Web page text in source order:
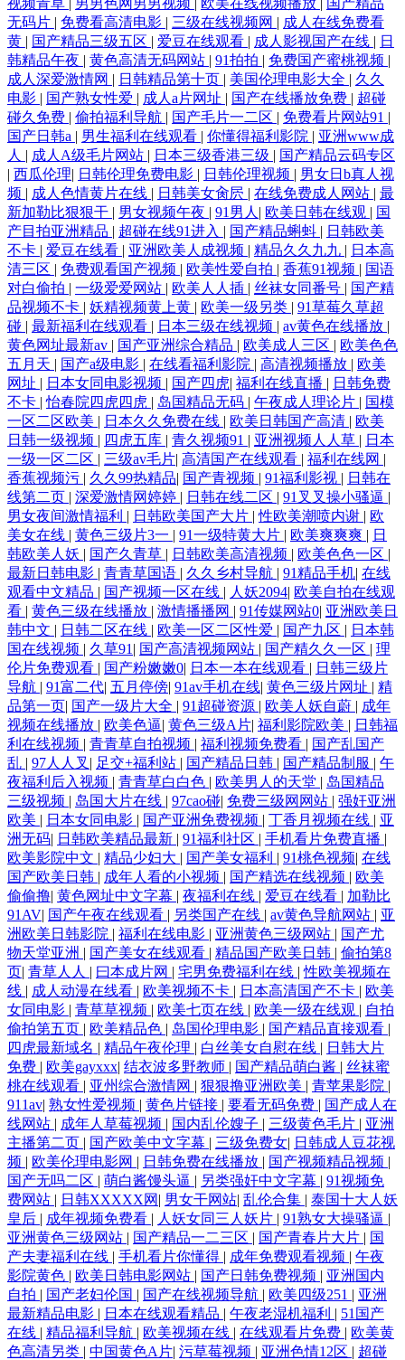
无码片 | 免费看高清电影 | 三级在线视频网 | 成人在线免费看
黄 | 国产精品三级五区 | 爱豆在线观看 | 成人影视国产在线 | 日
韩精品午夜 | 黄色高清无码网站 | 91拍拍 | 免费国产蜜桃视频 |
成人深爱激情网 | 日韩精品第十页 | 美国伦理电影大全 | 久久
电影 | 国产熟女性爱 | 成人a片网址 | 国产在线播放免费 | 超碰
碰久免费 | 偷拍福利导航 | 国产毛片一二区 | 免费看片网站91 |
国产日韩a | 男生福利在线观看 | 你懂得福利影院 | 亚洲www成
人 | 成人A级毛片网站 | 日本三级香港三级 | 国产精品云码专区
| 西瓜伦理| 日韩伦理免费电影 | 日韩伦理视频 | 男女日b真人视
频 | 成人色情黄片在线 | 日韩美女肏屄 | 在线免费成人网站 | 最
新加勒比狠狠干 | 男女视频午夜 | 91男人 | 欧美日韩在线观 | 国
产目拍亚洲精品 | 超碰在线91进入 | 国产精品蝌蚪 | 日韩欧美
不卡 | 爱豆在线看 | 亚洲欧美人成视频 | 精品久久九九 | 日本高
清三区 | 免费观看国产视频 | 欧美性爱自拍 | 香蕉91视频 | 国语
对白偷拍 | 一级爱爱网站 | 欧美人人插 | 丝袜女同番号 | 国产精
品视频不卡 | 妖精视频黄上黄 | 欧美一级另类 | 91草莓久草超
碰 | 最新福利在线观看 | 日本三级在线视频 | av黄色在线播放 |
黄色网址最新av | 国产亚洲综合精品 | 欧美成人三区 | 欧美色色
五月天 | 国产a级电影 | 在线看福利影院 | 高清视频播放 | 欧美
网址 | 日本女同电影视频 | 国产四虎| 福利在线直播 | 日韩免费
不卡 |怡春院四虎四虎 | 岛国精品无码 | 午夜成人理论片 | 国模
一区二区欧美 | 日本久久免费在线 | 欧美日韩国产高清 | 欧美
日韩一级视频 | 四虎五库 | 青久视频91 | 亚洲视频人人草 | 日本
一级一区二区 | 三级av毛片| 高清国产在线观看 | 福利在线网 |
香蕉视频污 | 久久99热精品| 国产青视频 | 91福利影视 | 日韩在
线第二页 | 深爱激情网婷婷 | 日韩在线二区 | 91叉叉操小骚逼 |
男女夜间激情福利 | 日韩欧美国产大片 |性欧美潮喷内谢 | 欧
美女在线 | 黄色三级片3一 | 91一级特黄大片 | 欧美爽爽爽 | 日
韩欧美人妖 | 国产久青草 | 日韩欧美高清视频 | 欧美色色一区 |
最新日韩电影 | 青青草国语 | 久久乡村导航 | 91精品手机| 在线
观看中文精品 | 国产视频一区在线 | 人妖2094| 欧美自拍在线观
看 | 黄色三级在线播放 | 激情播播网 | 91传媒网站0| 亚洲欧美日
韩中文 | 日韩二区在线 | 欧美一区二区性爱 | 国产九区 | 日本韩
国在线视频 | 久草91 | 国产高清视频网站 | 国产精久久一区 | 理
伦片免费观看 | 国产粉嫩嫩0| 日本一本在线观看 | 日韩三级片
导航 | 91富二代| 五月停傍| 91av手机在线| 黄色三级片网址 | 精
品第一页| 国产一级片大全 | 91超碰资源 | 欧美人妖自蔚 | 成年
视频在线播放 | 欧美色逼| 黄色三级A片| 福利影院欧美 | 日韩福
利在线视频 | 青青草自拍视频 | 福利视频免费看 | 国产乱国产
乱 | 97人人叉 | 足交+福利站 | 国产精品日韩 | 国产精品制服 | 午
夜福利后入视频 | 青青草白白色 | 欧美男人的天堂 | 岛国精品
三级视频 | 岛国大片在线 | 97cao碰| 免费三级网网站 | 强奸亚洲
欧美 | 日本女同电影 | 国产亚洲免费视频 | 丁香月视频在线 | 亚
洲无码| 日韩欧美精品最新 | 91福利社区 | 手机看片免费直播 |
欧美影院中文 | 精品少妇大 | 国产美女福利 | 91桃色视频| 在线
国产欧美日韩 | 成年人看的小视频 | 国产精选在线视频 | 欧美
偷偷撸| 黄色网址中文字幕 | 夜福利在线 | 爱豆在线看 | 加勒比
91AV| 国产午夜在线观看 | 另类国产在线 | av黄色导航网站 | 亚
洲欧美日韩影院 | 福利在线电影 | 亚洲黄色三级网站 | 国产尤
物天堂亚洲 | 国产美女在线观看 | 精品国产欧美日韩 | 偷拍第8
页| 青草人人 | 曰本成片网 | 宅男免费福利在线 |性欧美视频在
线 | 成人动漫在线看 | 欧美视频不卡 | 日本高清国产不卡 | 欧美
女同电影 | 青草草视频 | 欧美七页在线 | 欧美一级在线观 | 自拍
偷拍第五页 | 欧美精品色 | 岛国伦理电影 | 国产精品直接观看 |
四虎最新域名 | 精品午夜伦理 | 白丝美女自慰在线 | 日韩大片
免费 | 欧美gayxxx| 结衣波多野教师 | 国产精品萌白酱 | 丝袜蜜
桃在线观看 | 亚州综合激情网 | 狠狠撸亚洲欧美 | 青苹果影院 |
911av| 熟女性爱视频 | 黄色片链接 | 要看无码免费 | 国产成人在
线网站 | 成年人草莓视频 | 国内乱伦嫂子 | 三级黄色毛片 | 亚洲
主播第二页 | 国产欧美中文字幕 | 三级免费女| 日韩成人豆花视
频 | 欧美伦理电影网 | 日韩免费在线播放 | 国产视频精品视频 |
国产无吗二区 | 萌白酱馒头逼 | 另类强奸中文字幕 | 91视频免
费网站 | 日韩XXXXX网 | 男女干网站| 乱伦合集 | 泰国十大人妖
皇后 | 成年视频免费看 | 人妖女同三人妖片 | 91熟女大操骚逼 |
亚洲黄色三级网站 | 国产精品一二三区 | 国产青春片大片 | 国
产夫妻福利在线 | 手机看片你懂得 | 成年免费观看视频 | 午夜
影院黄色 | 欧美日韩电影网站 | 国产日韩免费视频 | 亚洲国内
自拍 | 国产老妇伦国 | 国产在线视频导航 | 欧美四级251 | 亚洲
最新精品电影 | 日本在线观看精品 | 午夜老湿机福利 | 51国产
在线 | 精品福利导航 | 欧美视频在线 | 在线观看片免费 | 欧美黄
色高清另类 | 中国黄色A片| 污草莓视频 | 亚洲色情12区 | 超碰